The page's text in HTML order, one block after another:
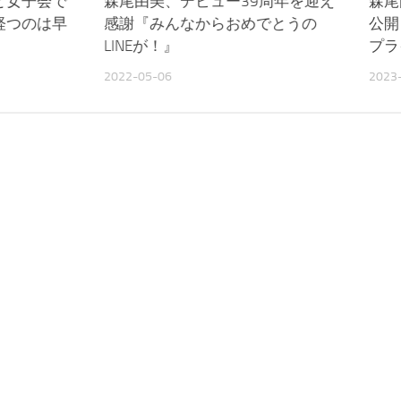
感謝『みんなからおめでとうの
LINEが！』
2022-05-06
公
プ
つのは早